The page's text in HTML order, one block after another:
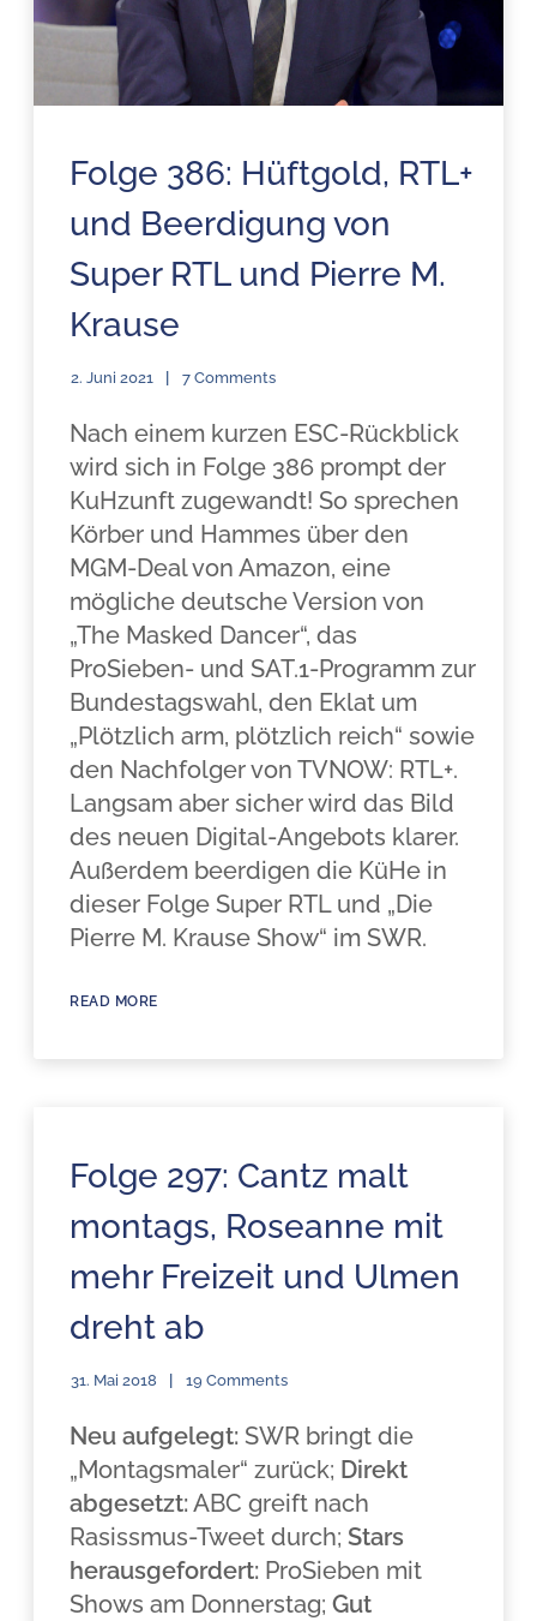
Folge 386: Hüftgold, RTL+
und Beerdigung von
Super RTL und Pierre M.
Krause
2. Juni 2021 7 Comments
Nach einem kurzen ESC-Rückblick
wird sich in Folge 386 prompt der
KuHzunft zugewandt! So sprechen
Körber und Hammes über den
MGM-Deal von Amazon, eine
mögliche deutsche Version von
„The Masked Dancer“, das
ProSieben- und SAT.1-Programm zur
Bundestagswahl, den Eklat um
„Plötzlich arm, plötzlich reich“ sowie
den Nachfolger von TVNOW: RTL+.
Langsam aber sicher wird das Bild
des neuen Digital-Angebots klarer.
Außerdem beerdigen die KüHe in
dieser Folge Super RTL und „Die
Pierre M. Krause Show“ im SWR.
READ MORE
Folge 297: Cantz malt
montags, Roseanne mit
mehr Freizeit und Ulmen
dreht ab
31. Mai 2018 19 Comments
Neu aufgelegt: SWR bringt die
„Montagsmaler“ zurück; Direkt
abgesetzt: ABC greift nach
Rasissmus-Tweet durch;Stars
herausgefordert: ProSieben mit
Shows am Donnerstag;Gut